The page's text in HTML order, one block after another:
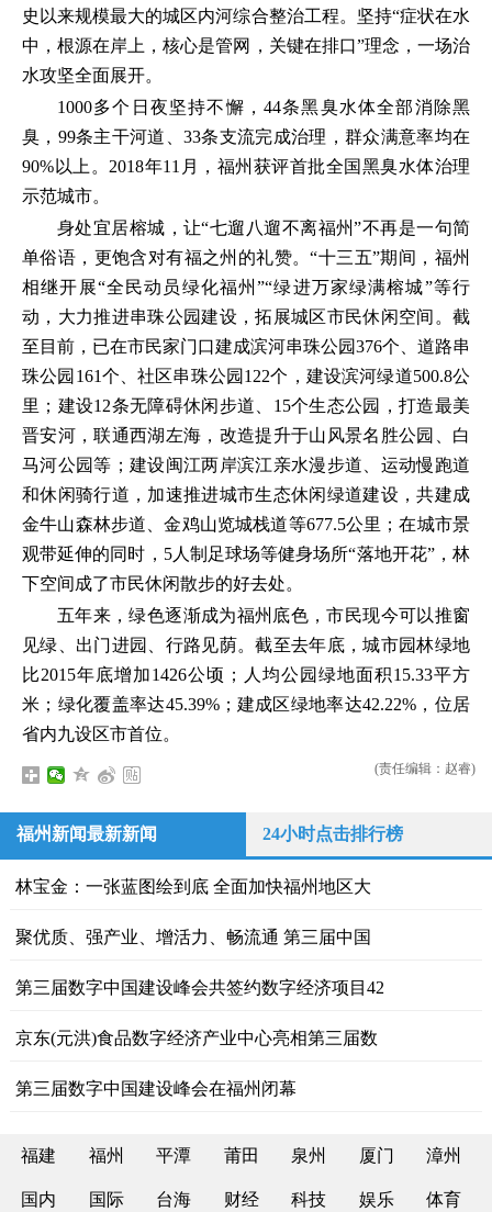
史以来规模最大的城区内河综合整治工程。坚持“症状在水
中，根源在岸上，核心是管网，关键在排口”理念，一场治
水攻坚全面展开。
1000多个日夜坚持不懈，44条黑臭水体全部消除黑
臭，99条主干河道、33条支流完成治理，群众满意率均在
90%以上。2018年11月，福州获评首批全国黑臭水体治理
示范城市。
身处宜居榕城，让“七遛八遛不离福州”不再是一句简
单俗语，更饱含对有福之州的礼赞。“十三五”期间，福州
相继开展“全民动员绿化福州”“绿进万家绿满榕城”等行
动，大力推进串珠公园建设，拓展城区市民休闲空间。截
至目前，已在市民家门口建成滨河串珠公园376个、道路串
珠公园161个、社区串珠公园122个，建设滨河绿道500.8公
里；建设12条无障碍休闲步道、15个生态公园，打造最美
晋安河，联通西湖左海，改造提升于山风景名胜公园、白
马河公园等；建设闽江两岸滨江亲水漫步道、运动慢跑道
和休闲骑行道，加速推进城市生态休闲绿道建设，共建成
金牛山森林步道、金鸡山览城栈道等677.5公里；在城市景
观带延伸的同时，5人制足球场等健身场所“落地开花”，林
下空间成了市民休闲散步的好去处。
五年来，绿色逐渐成为福州底色，市民现今可以推窗
见绿、出门进园、行路见荫。截至去年底，城市园林绿地
比2015年底增加1426公顷；人均公园绿地面积15.33平方
米；绿化覆盖率达45.39%；建成区绿地率达42.22%，位居
省内九设区市首位。
(责任编辑：赵睿)
福州新闻最新新闻 24小时点击排行榜
林宝金：一张蓝图绘到底 全面加快福州地区大
聚优质、强产业、增活力、畅流通 第三届中国
第三届数字中国建设峰会共签约数字经济项目42
京东(元洪)食品数字经济产业中心亮相第三届数
第三届数字中国建设峰会在福州闭幕
福建 福州 平潭 莆田 泉州 厦门 漳州
国内 国际 台海 财经 科技 娱乐 体育